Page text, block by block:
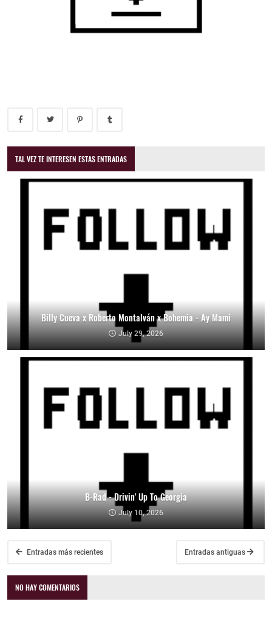
TAL VEZ TE INTERESEN ESTAS ENTRADAS
Billy Cueva x Roberto Montalván x Bohemia - Ay Mami
July 29, 2026
B-Rad - Drivin' Up To Georgia
July 10, 2026
Entradas más recientes Entradas antiguas
NO HAY COMENTARIOS